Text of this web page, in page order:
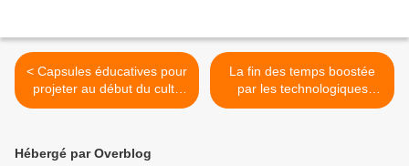
< Capsules éducatives pour
projeter au début du culte
pendant que les
La fin des temps boostée
par les technologiques
intelligentes >
Hébergé par Overblog